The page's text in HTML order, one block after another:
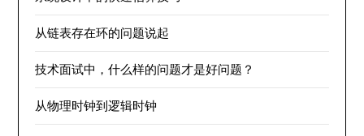
从链表存在环的问题说起
技术面试中，什么样的问题才是好问题？
从物理时钟到逻辑时钟